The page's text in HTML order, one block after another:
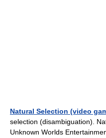
Natural Selection (video
selection (disambiguation).
Unknown Worlds